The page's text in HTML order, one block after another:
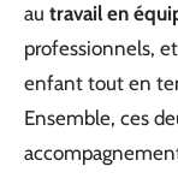
au travail en
professionnels,
enfant tout en
Ensemble, ces